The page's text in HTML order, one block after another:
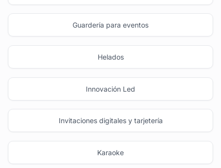
Guardería para eventos
Helados
Innovación Led
Invitaciones digitales y tarjetería
Karaoke